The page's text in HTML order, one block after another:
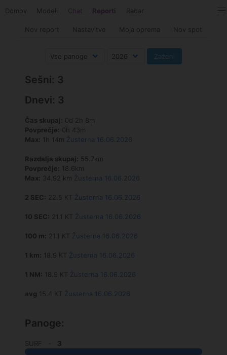
Domov Modeli Chat Reporti Radar
Nov report Nastavitve Moja oprema Nov spot
Sešni: 3
Dnevi: 3
Čas skupaj: 0d 2h 8m
Povprečje: 0h 43m
Max: 1h 14m Žusterna 16.06.2026
Razdalja skupaj: 55.7km
Povprečje: 18.6km
Max: 34.92 km Žusterna 16.06.2026
2 SEC: 22.5 KT Žusterna 16.06.2026
10 SEC: 21.1 KT Žusterna 16.06.2026
100 m: 21.1 KT Žusterna 16.06.2026
1 km: 18.9 KT Žusterna 16.06.2026
1 NM: 18.9 KT Žusterna 16.06.2026
avg 15.4 KT Žusterna 16.06.2026
Panoge:
SURF - 3